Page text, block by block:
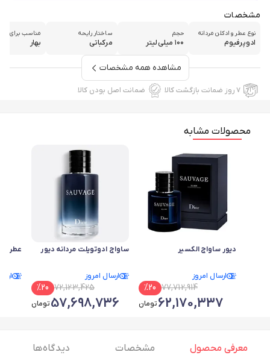
مشخصات
نوع عطر و ادکلن مردانه
ادوپرفیوم
حجم
۱۰۰ میلی‌لیتر
ساختار رایحه
مرکباتی
مناسب برای
بهار
مشاهده همه مشخصات
۷ روز ضمانت بازگشت کالا ضمانت اصل بودن کالا
محصولات مشابه
دیور ساواج الکسیر
ارسال امروز
77,712,914
%20
62,170,337تومان
ساواج ادوتویلت مردانه دیور
ارسال امروز
72,123,425
%20
57,698,736تومان
عطر
معرفی محصول مشخصات
دیدگاه ها